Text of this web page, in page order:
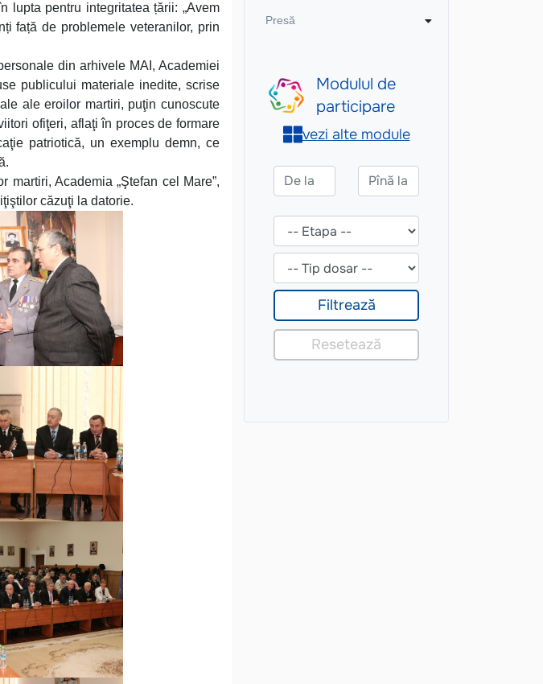
lupta pentru integritatea țării: „Avem
față de problemele veteranilor, prin
din arhivele MAI, Academiei
publicului materiale inedite, scrise
ale eroilor martiri, puţin cunoscute
ofiţeri, aflaţi în proces de formare
patriotică, un exemplu demn, ce
Academia „Ştefan cel Mare”,
căzuţi la datorie.
Presă